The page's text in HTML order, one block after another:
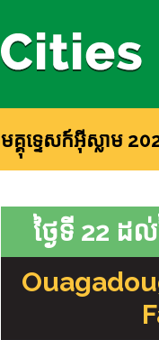
មគ្គុទ្ទេសក៍អ៊ីស្លាម
ថ្ងៃទី 22 ដល់